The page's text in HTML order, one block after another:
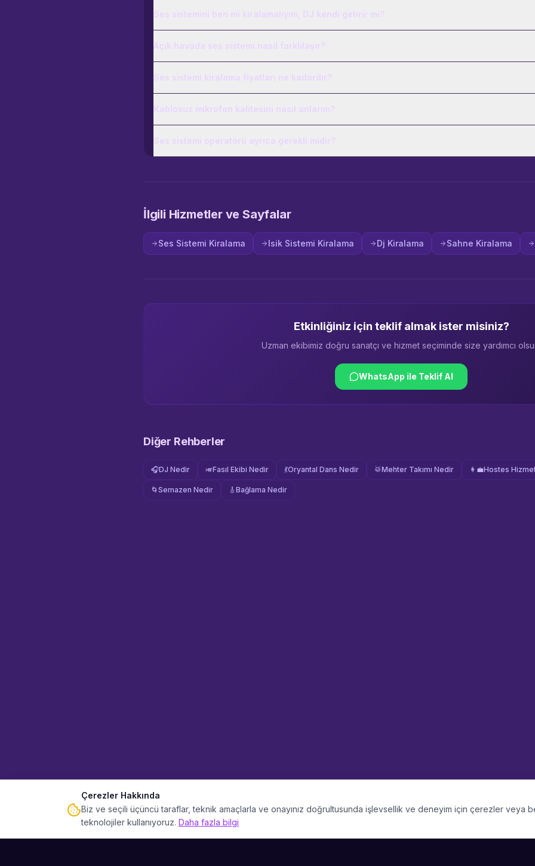
Ses sistemini ben mi kiralamalıyım, DJ kendi getirir mi?
Açık havada ses sistemi nasıl farklılaşır?
Ses sistemi kiralama fiyatları ne kadardır?
Kablosuz mikrofon kalitesini nasıl anlarım?
Ses sistemi operatörü ayrıca gerekli midir?
İlgili Hizmetler ve Sayfalar
Ses Sistemi Kiralama Isik Sistemi Kiralama Dj Kiralama Sahne Kiralama
Etkinliğiniz için teklif almak ister misiniz?
Uzman ekibimiz doğru sanatçı ve hizmet seçiminde size yardımcı
WhatsApp ile Teklif Al
Diğer Rehberler
🎧DJ Nedir 🎺Fasıl Ekibi Nedir 💃Oryantal Dans Nedir 🥁Mehter Takımı Nedir 👩‍💼Hostes
🌀 Semazen Nedir 🎸 Bağlama Nedir
Çerezler Hakkında
Biz ve seçili üçüncü taraflar, teknik amaçlarla ve onayınız doğrultusunda işlevsellik ve deneyim için çerezler veya
teknolojiler kullanıyoruz. Daha fazla bilgi